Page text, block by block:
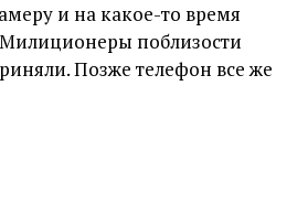
и на какое-то время
поблизости
Позже телефон все же